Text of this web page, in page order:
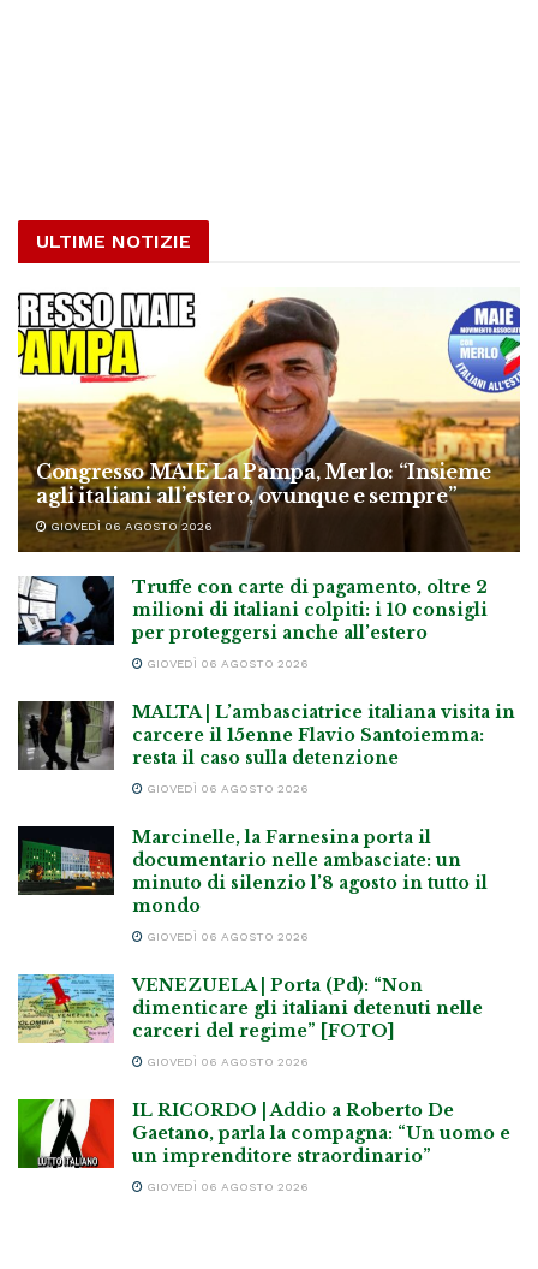
ULTIME NOTIZIE
Congresso MAIE La Pampa, Merlo: “Insieme
agli italiani all’estero, ovunque e sempre”
GIOVEDÌ 06 AGOSTO 2026
Truffe con carte di pagamento, oltre 2
milioni di italiani colpiti: i 10 consigli
per proteggersi anche all’estero
GIOVEDÌ 06 AGOSTO 2026
MALTA | L’ambasciatrice italiana visita in
carcere il 15enne Flavio Santoiemma:
resta il caso sulla detenzione
GIOVEDÌ 06 AGOSTO 2026
Marcinelle, la Farnesina porta il
documentario nelle ambasciate: un
minuto di silenzio l’8 agosto in tutto il
mondo
GIOVEDÌ 06 AGOSTO 2026
VENEZUELA | Porta (Pd): “Non
dimenticare gli italiani detenuti nelle
carceri del regime” [FOTO]
GIOVEDÌ 06 AGOSTO 2026
IL RICORDO | Addio a Roberto De
Gaetano, parla la compagna: “Un uomo e
un imprenditore straordinario”
GIOVEDÌ 06 AGOSTO 2026